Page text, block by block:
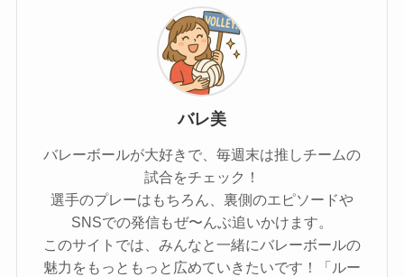
バレ美
バレーボールが大好きで、毎週末は推しチームの
試合をチェック！
選手のプレーはもちろん、裏側のエピソードや
SNSでの発信もぜ〜んぶ追いかけます。
このサイトでは、みんなと一緒にバレーボールの
魅力をもっともっと広めていきたいです！「ルー